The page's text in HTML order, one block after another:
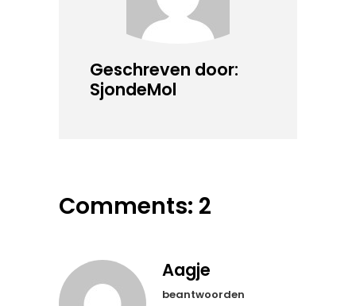
Geschreven door:
SjondeMol
Comments: 2
Aagje
beantwoorden